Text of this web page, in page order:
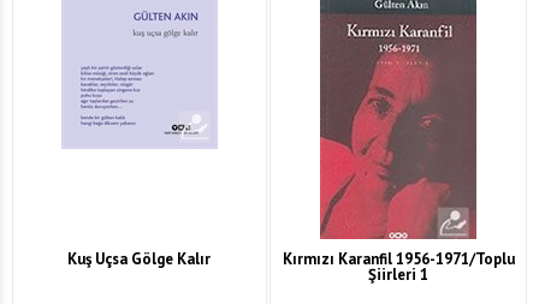
Kuş Uçsa Gölge Kalır Kırmızı Karanfil 1956-1971/Toplu
Şiirleri 1